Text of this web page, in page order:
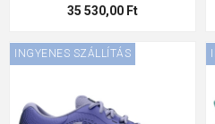
35 530,00 Ft
INGYENES SZÁLLÍTÁS